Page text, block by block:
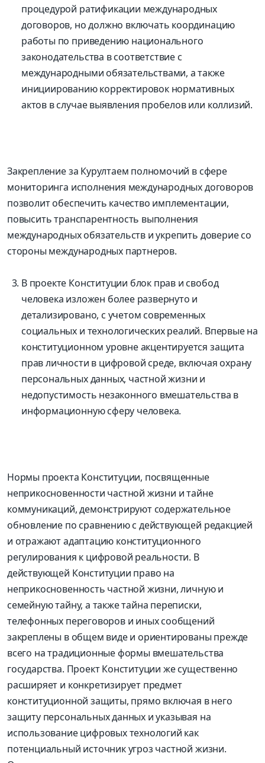
процедурой ратификации международных
договоров, но должно включать координацию
работы по приведению национального
законодательства в соответствие с
международными обязательствами, а также
инициированию корректировок нормативных
актов в случае выявления пробелов или коллизий.
Закрепление за Курултаем полномочий в сфере
мониторинга исполнения международных договоров
позволит обеспечить качество имплементации,
повысить транспарентность выполнения
международных обязательств и укрепить доверие со
стороны международных партнеров.
В проекте Конституции блок прав и свобод
человека изложен более развернуто и
детализировано, с учетом современных
социальных и технологических реалий. Впервые на
конституционном уровне акцентируется защита
прав личности в цифровой среде, включая охрану
персональных данных, частной жизни и
недопустимость незаконного вмешательства в
информационную сферу человека.
Нормы проекта Конституции, посвященные
неприкосновенности частной жизни и тайне
коммуникаций, демонстрируют содержательное
обновление по сравнению с действующей редакцией
и отражают адаптацию конституционного
регулирования к цифровой реальности. В
действующей Конституции право на
неприкосновенность частной жизни, личную и
семейную тайну, а также тайна переписки,
телефонных переговоров и иных сообщений
закреплены в общем виде и ориентированы прежде
всего на традиционные формы вмешательства
государства. Проект Конституции же существенно
расширяет и конкретизирует предмет
конституционной защиты, прямо включая в него
защиту персональных данных и указывая на
использование цифровых технологий как
потенциальный источник угроз частной жизни.